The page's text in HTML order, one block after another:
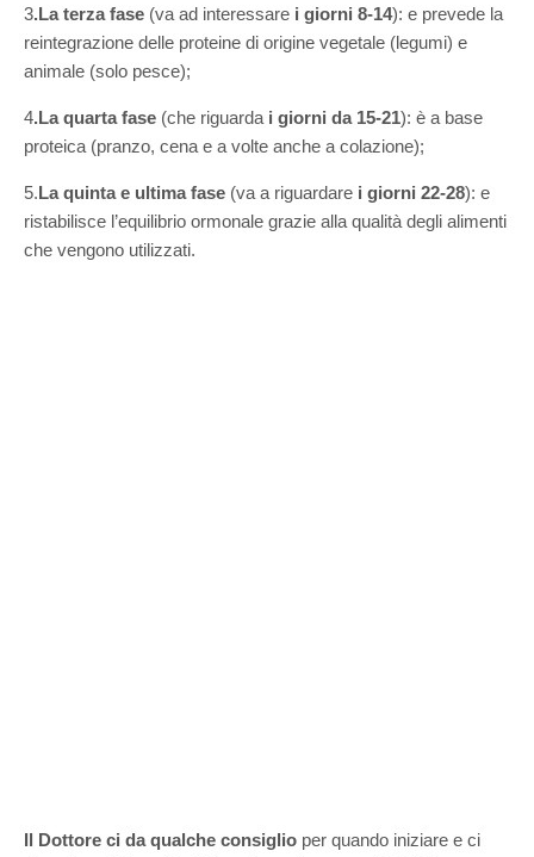
3.La terza fase (va ad interessare i giorni 8-14): e prevede la
reintegrazione delle proteine di origine vegetale (legumi) e
animale (solo pesce);
4.La quarta fase (che riguarda i giorni da 15-21): è a base
proteica (pranzo, cena e a volte anche a colazione);
5.La quinta e ultima fase (va a riguardare i giorni 22-28): e
ristabilisce l’equilibrio ormonale grazie alla qualità degli alimenti
che vengono utilizzati.
Il Dottore ci da qualche consiglio per quando iniziare e ci